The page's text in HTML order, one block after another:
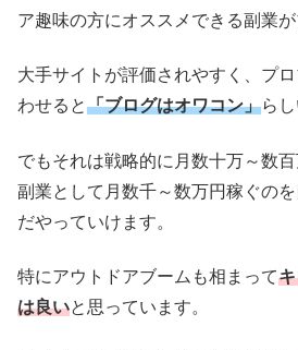
ア趣味の方にオススメできる副業が
大手サイトが評価されやすく、プ
わせると「ブログはオワコン」らし
でもそれは戦略的に月数十万～数百
副業として月数千～数万円稼ぐの
だやっていけます。
特にアウトドアブームも相まって
は良いと思っています。